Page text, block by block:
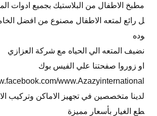
مطبخ الاطفال من البلاستيك بجميع ادوات
ل رائع لمتعه الاطفال مصنوع من افضل
وده
نضيف المتعه الي الحياه مع شركة العزازي
او زوروا صفحتنا علي الفيس بوك
www.Azazyinternational/
لدينا متخصصين في تجهيز الاماكن وتركيب
طع الغيار بأسعار مميزة